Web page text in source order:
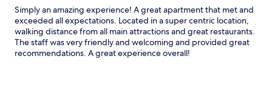
Simply an amazing experience! A great apartment that met and
exceeded all expectations. Located in a super centric location,
walking distance from all main attractions and great restaurants.
The staff was very friendly and welcoming and provided great
recommendations. A great experience overall!